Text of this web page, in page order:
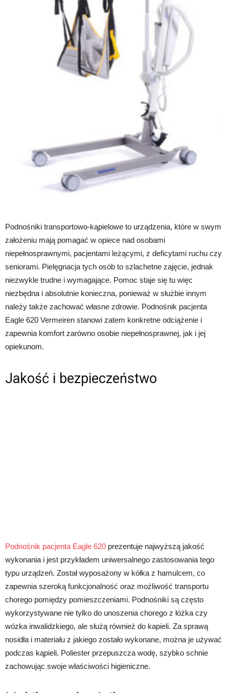
Podnośniki transportowo-kąpielowe to urządzenia, które w swym
założeniu mają pomagać w opiece nad osobami
niepełnosprawnymi, pacjentami leżącymi, z deficytami ruchu czy
seniorami. Pielęgnacja tych osób to szlachetne zajęcie, jednak
niezwykle trudne i wymagające. Pomoc staje się tu więc
niezbędna i absolutnie konieczna, ponieważ w służbie innym
należy także zachować własne zdrowie. Podnośnik pacjenta
Eagle 620 Vermeiren stanowi zatem konkretne odciążenie i
zapewnia komfort zarówno osobie niepełnosprawnej, jak i jej
opiekunom.
Jakość i bezpieczeństwo
Podnośnik pacjenta Eagle 620 prezentuje najwyższą jakość
wykonania i jest przykładem uniwersalnego zastosowania tego
typu urządzeń. Został wyposażony w kółka z hamulcem, co
zapewnia szeroką funkcjonalność oraz możliwość transportu
chorego pomiędzy pomieszczeniami. Podnośniki są często
wykorzystywane nie tylko do unoszenia chorego z łóżka czy
wózka inwalidzkiego, ale służą również do kapieli. Za sprawą
nosidła i materiału z jakiego zostało wykonane, można je używać
podczas kąpieli. Poliester przepuszcza wodę, szybko schnie
zachowując swoje właściwości higieniczne.